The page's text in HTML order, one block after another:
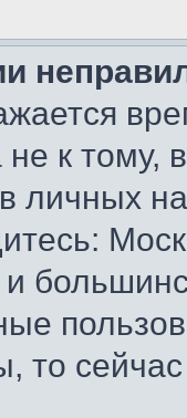
не к тому,
личных
то